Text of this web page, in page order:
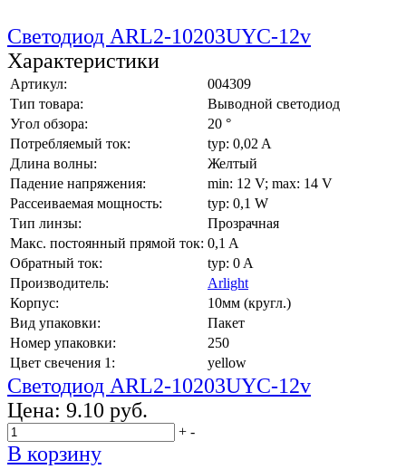
Светодиод ARL2-10203UYC-12v
Характеристики
Артикул:
004309
Тип товара:
Выводной светодиод
Угол обзора:
20 °
Потребляемый ток:
typ: 0,02 A
Длина волны:
Желтый
Падение напряжения:
min: 12 V; max: 14 V
Рассеиваемая мощность:
typ: 0,1 W
Тип линзы:
Прозрачная
Макс. постоянный прямой ток: 0,1 A
Обратный ток:
typ: 0 A
Производитель:
Arlight
Корпус:
10мм (кругл.)
Вид упаковки:
Пакет
Номер упаковки:
250
Цвет свечения 1:
yellow
Светодиод ARL2-10203UYC-12v
Цена: 9.10 руб.
+ -
В корзину